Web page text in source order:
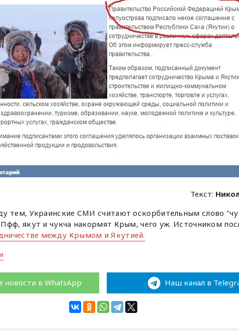
Текст:
тем, Украинские СМИ считают оскорбительным слово
якут и чукча накормят Крым, чего уж. Источником
между Крымом и Якутией.
в WhatsApp Наш канал в